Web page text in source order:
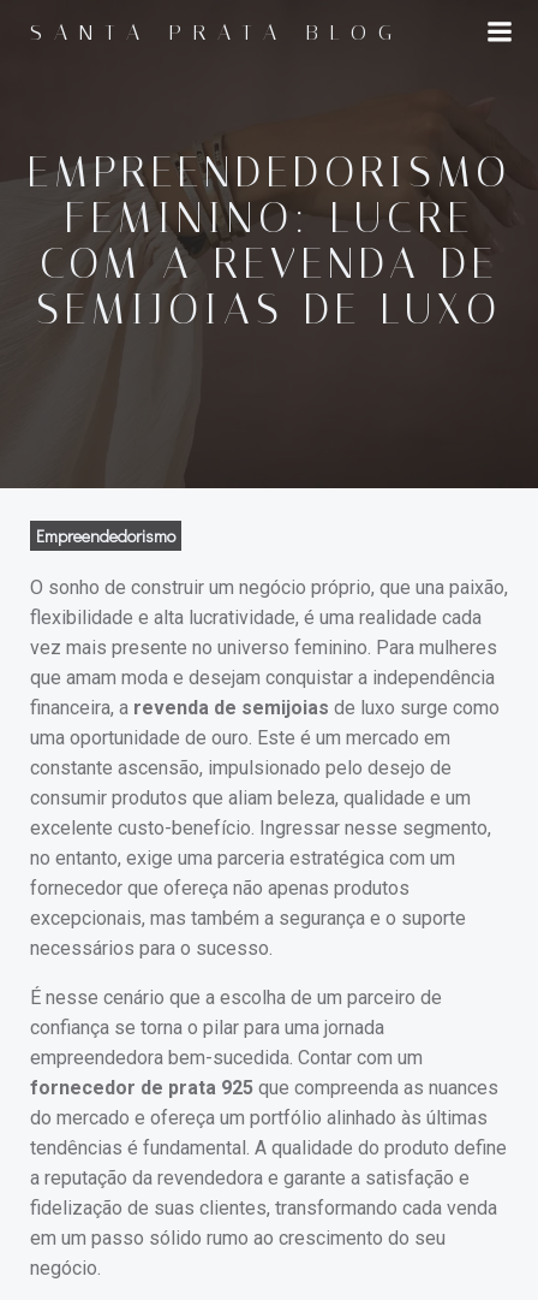
para
SANTA PRATA BLOG
EMPREENDEDORISMO
FEMININO: LUCRE
COM A REVENDA DE
SEMIJOIAS DE LUXO
Empreendedorismo
O sonho de construir um negócio próprio, que una paixão,
flexibilidade e alta lucratividade, é uma realidade cada
vez mais presente no universo feminino. Para mulheres
que amam moda e desejam conquistar a independência
financeira, a revenda de semijoias de luxo surge como
uma oportunidade de ouro. Este é um mercado em
constante ascensão, impulsionado pelo desejo de
consumir produtos que aliam beleza, qualidade e um
excelente custo-benefício. Ingressar nesse segmento,
no entanto, exige uma parceria estratégica com um
fornecedor que ofereça não apenas produtos
excepcionais, mas também a segurança e o suporte
necessários para o sucesso.
É nesse cenário que a escolha de um parceiro de
confiança se torna o pilar para uma jornada
empreendedora bem-sucedida. Contar com um
fornecedor de prata 925 que compreenda as nuances
do mercado e ofereça um portfólio alinhado às últimas
tendências é fundamental. A qualidade do produto define
a reputação da revendedora e garante a satisfação e
fidelização de suas clientes, transformando cada venda
em um passo sólido rumo ao crescimento do seu
negócio.